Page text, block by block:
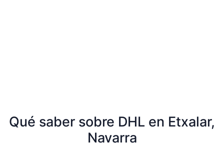
Qué saber sobre DHL en Etxalar,
Navarra